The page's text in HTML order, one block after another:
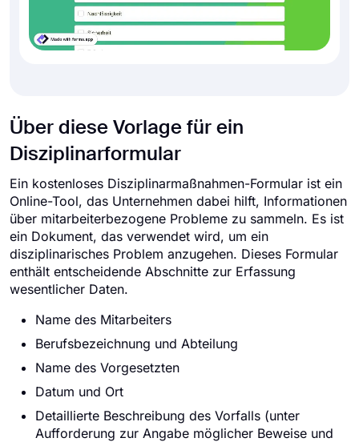
Über diese Vorlage für ein
Disziplinarformular
Ein kostenloses Disziplinarmaßnahmen-Formular ist ein
Online-Tool, das Unternehmen dabei hilft, Informationen
über mitarbeiterbezogene Probleme zu sammeln. Es ist
ein Dokument, das verwendet wird, um ein
disziplinarisches Problem anzugehen. Dieses Formular
enthält entscheidende Abschnitte zur Erfassung
wesentlicher Daten.
Name des Mitarbeiters
Berufsbezeichnung und Abteilung
Name des Vorgesetzten
Datum und Ort
Detaillierte Beschreibung des Vorfalls (unter
Aufforderung zur Angabe möglicher Beweise und